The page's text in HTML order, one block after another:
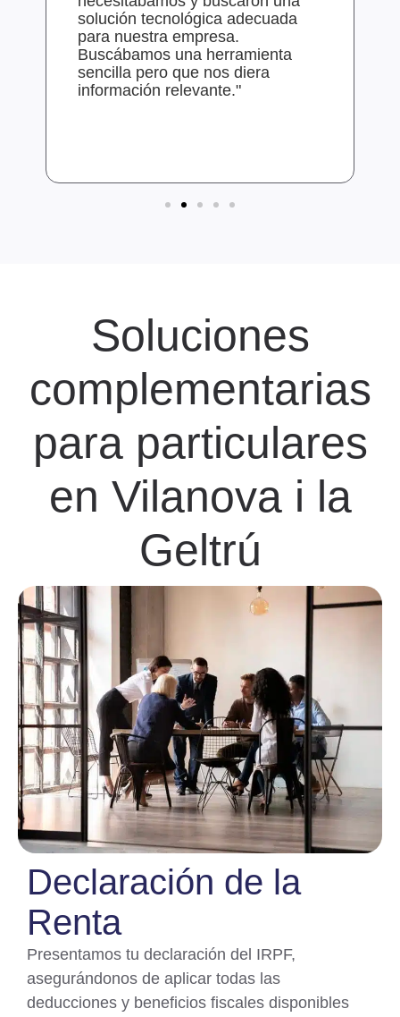
solución tecnológica adecuada
para nuestra empresa.
Buscábamos una herramienta
sencilla pero que nos diera
información relevante."
Soluciones
complementarias
para particulares
en Vilanova i la
Geltrú
Declaración de la
Renta
Presentamos tu declaración del IRPF,
asegurándonos de aplicar todas las
deducciones y beneficios fiscales disponibles